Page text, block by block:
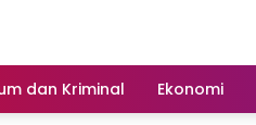
dan Kriminal Ekonomi